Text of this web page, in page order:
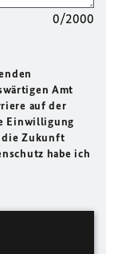
0/2000
Amt
auf der
Einwilligung
Zukunft
habe ich